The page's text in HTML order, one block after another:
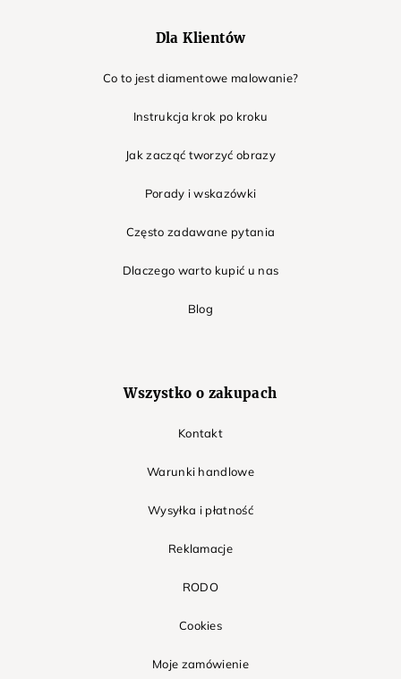
Dla Klientów
Co to jest diamentowe malowanie?
Instrukcja krok po kroku
Jak zacząć tworzyć obrazy
Porady i wskazówki
Często zadawane pytania
Dlaczego warto kupić u nas
Blog
Wszystko o zakupach
Kontakt
Warunki handlowe
Wysyłka i płatność
Reklamacje
RODO
Cookies
Moje zamówienie